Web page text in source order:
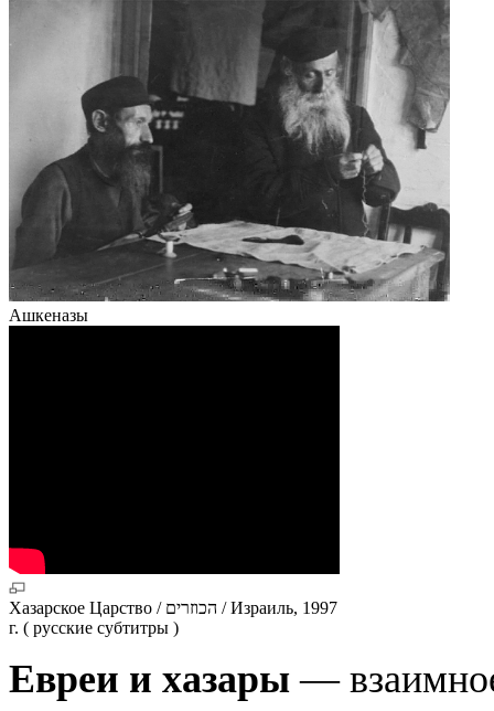
Ашкеназы
Хазарское Царство / הכוזרים / Израиль, 1997
г. ( русские субтитры )
Евреи и хазары —